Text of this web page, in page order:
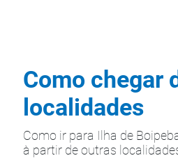
Como ir para Ilha de
à partir de outras
Como chegar
localidades